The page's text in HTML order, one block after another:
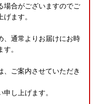
場合がございますのでご
ます。
、通常よりお届けにお時
。
、ご案内させていただき
し上げます。